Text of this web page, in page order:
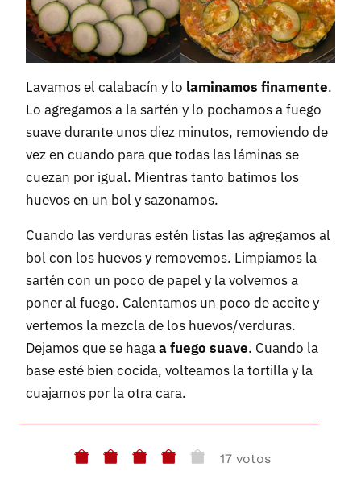
Lavamos el calabacín y lo laminamos finamente.
Lo agregamos a la sartén y lo pochamos a fuego
suave durante unos diez minutos, removiendo de
vez en cuando para que todas las láminas se
cuezan por igual. Mientras tanto batimos los
huevos en un bol y sazonamos.
Cuando las verduras estén listas las agregamos al
bol con los huevos y removemos. Limpiamos la
sartén con un poco de papel y la volvemos a
poner al fuego. Calentamos un poco de aceite y
vertemos la mezcla de los huevos/verduras.
Dejamos que se hagaa fuego suave. Cuando la
base esté bien cocida, volteamos la tortilla y la
cuajamos por la otra cara.
17 votos